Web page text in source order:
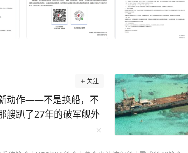
关注
动作——不是换船，不
艘趴了27年的破军舰外
隔离浮标。 这一幕被